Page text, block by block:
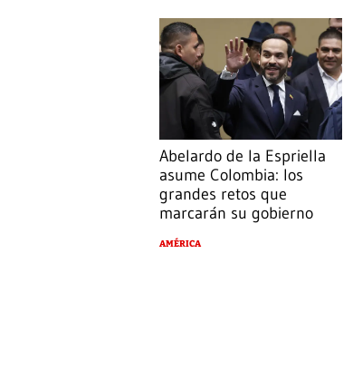
Abelardo de la Espriella
asume Colombia: los
grandes retos que
marcarán su gobierno
AMÉRICA